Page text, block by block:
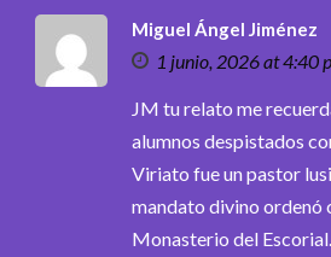
Miguel Ángel Jiménez
1 junio, 2026 at 4:40
JM tu relato me
alumnos despistados
Viriato fue un pastor
mandato divino ordenó
Monasterio del Escorial.